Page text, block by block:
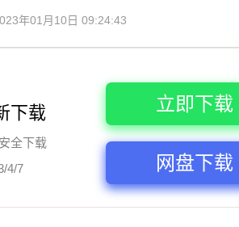
年01月10日 09:24:43
下载
全下载
4/7
立即下载
网盘下载